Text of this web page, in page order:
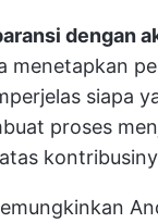
dengan
menetapkan
siapa
proses